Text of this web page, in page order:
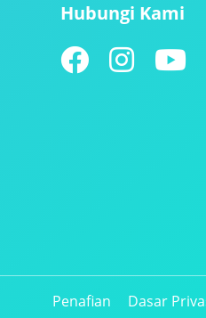
Hubungi Kami
Penafian Dasar